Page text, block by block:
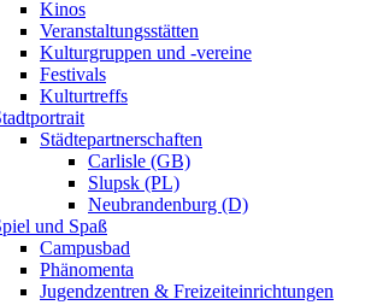
Kinos
Veranstaltungsstätten
Kulturgruppen und -vereine
Festivals
Kulturtreffs
Städtepartnerschaften
Carlisle (GB)
Slupsk (PL)
Neubrandenburg (D)
und Spaß
Campusbad
Phänomenta
Jugendzentren & Freizeiteinrichtungen